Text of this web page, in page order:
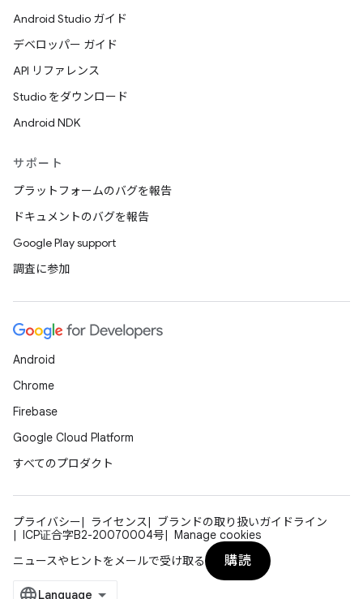
Android Studio ガイド
デベロッパー ガイド
API リファレンス
Studio をダウンロード
Android NDK
サポート
プラットフォームのバグを報告
ドキュメントのバグを報告
Google Play support
調査に参加
Android
Chrome
Firebase
Google Cloud Platform
すべてのプロダクト
プライバシー ライセンス
ブランドの取り扱いガイドライン
ICP证合字B2-20070004号
Manage cookies
ニュースやヒントをメールで受け取る
購読